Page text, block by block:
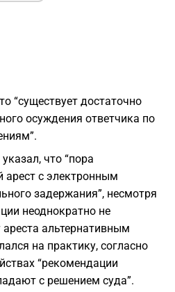
“существует достаточно
осуждения ответчика по
что “пора
с электронным
задержания”, несмотря
неоднократно не
альтернативным
на практику, согласно
“рекомендации
с решением суда”.